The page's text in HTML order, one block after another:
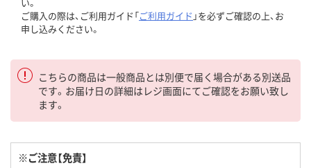
ご購入の際は、ご利用ガイド「ご利用ガイド 」を必ずご確認の上、お
申し込みください。
こちらの商品は一般商品とは別便で届く場合がある別送品
です。お届け日の詳細はレジ画面にてご確認をお願い致し
ます。
※ご注意【免責】